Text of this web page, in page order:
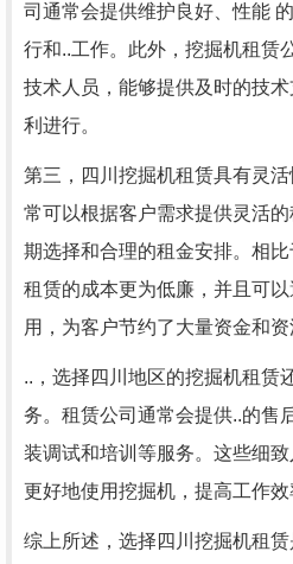
司通常会提供维护良好、性能
行和..工作。此外，挖掘机租赁
技术人员，能够提供及时的技
利进行。
第三，四川挖掘机租赁具有灵
常可以根据客户需求提供灵活
期选择和合理的租金安排。相比
租赁的成本更为低廉，并且可
用，为客户节约了大量资金和资
..，选择四川地区的挖掘机租赁
务。租赁公司通常会提供..的售
装调试和培训等服务。这些细
更好地使用挖掘机，提高工作效
综上所述，选择四川挖掘机租